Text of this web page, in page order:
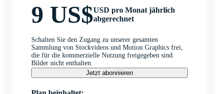
9 US$USD pro Monat jährlich
abgerechnet
Schalten Sie den Zugang zu unserer gesamten
Sammlung von Stockvideos und Motion Graphics frei,
die für die kommerzielle Nutzung freigegeben sind.
Bilder nicht enthalten.
Jetzt abonnieren